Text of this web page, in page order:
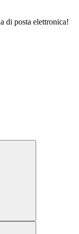
di posta elettronica!